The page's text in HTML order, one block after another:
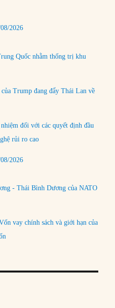
2026
Quốc nhằm thống trị khu
Trump đang đẩy Thái Lan về
đối với các quyết định đầu
rủi ro cao
2026
- Thái Bình Dương của NATO
vay chính sách và giới hạn của